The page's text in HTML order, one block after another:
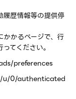
履歴情報等の提供停
かかるページで、行
てください。
preferences
u/0/authenticated